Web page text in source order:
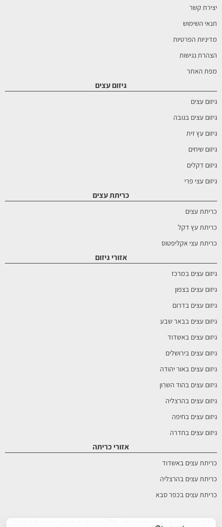
יצירת קשר
תנאי השימוש
מדיניות הפרטיות
הצהרת נגישות
מפת האתר
גיזום עצים
גיזום עצים
גיזום עצים בגובה
גיזום עץ זית
גיזום שיחים
גיזום דקלים
גיזום עצי פרי
כריתת עצים
כריתת עצים
כריתת עץ דקל
כריתת עצי אקליפטוס
אזורי גיזום
גיזום עצים במרכז
גיזום עצים בצפון
גיזום עצים בדרום
גיזום עצים בבאר שבע
גיזום עצים באשדוד
גיזום עצים בירושלים
גיזום עצים באור יהודה
גיזום עצים בהוד השרון
גיזום עצים בהרצליה
גיזום עצים בחיפה
גיזום עצים בחדרה
אזורי כריתה
כריתת עצים באשדוד
כריתת עצים בהרצליה
כריתת עצים בכפר סבא